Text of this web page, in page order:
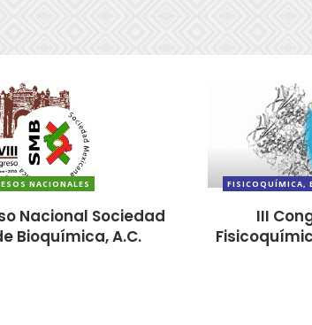
NACIONALES
Nacional Sociedad
Bioquímica, A.C.
FISICOQUÍMICA,
III